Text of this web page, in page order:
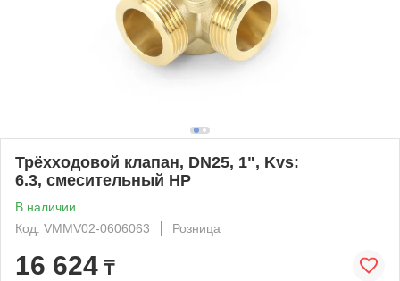
Трёхходовой клапан, DN25, 1", Kvs:
6.3, смесительный НР
В наличии
Код: VMMV02-0606063
Розница
16 624 ₸